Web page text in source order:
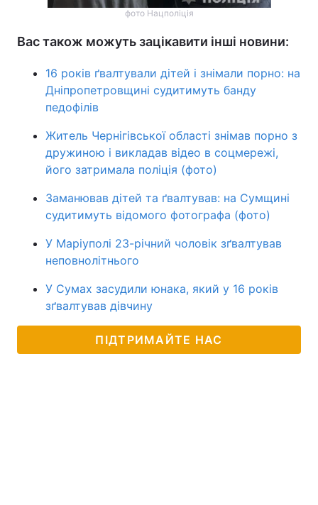
фото Нацполіція
Вас також можуть зацікавити інші новини:
16 років ґвалтували дітей і знімали порно: на
Дніпропетровщині судитимуть банду
педофілів
Житель Чернігівської області знімав порно з
дружиною і викладав відео в соцмережі,
його затримала поліція (фото)
Заманював дітей та ґвалтував: на Сумщині
судитимуть відомого фотографа (фото)
У Маріуполі 23-річний чоловік зґвалтував
неповнолітнього
У Сумах засудили юнака, який у 16 років
зґвалтував дівчину
ПІДТРИМАЙТЕ НАС